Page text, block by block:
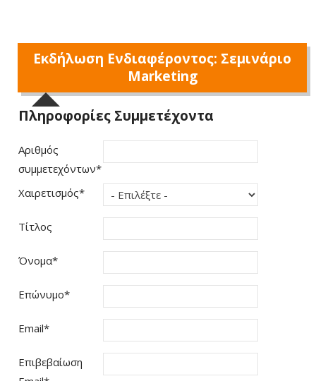
Εκδήλωση Ενδιαφέροντος: Σεμινάριο
Marketing
Πληροφορίες Συμμετέχοντα
Αριθμός
συμμετεχόντων*
Χαιρετισμός*
Τίτλος
Όνομα*
Επώνυμο*
Email*
Επιβεβαίωση